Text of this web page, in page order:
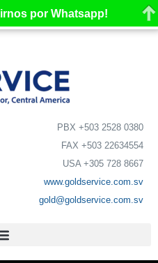
PBX +503 2528 0380
FAX +503 22634554
USA +305 728 8667
www.goldservice.com.sv
gold@goldservice.com.sv
por Whatsapp!